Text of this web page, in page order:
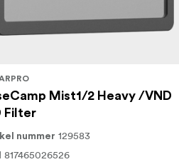
Mist1/2 Heavy /VND
Filter
nummer 129583
817465026526